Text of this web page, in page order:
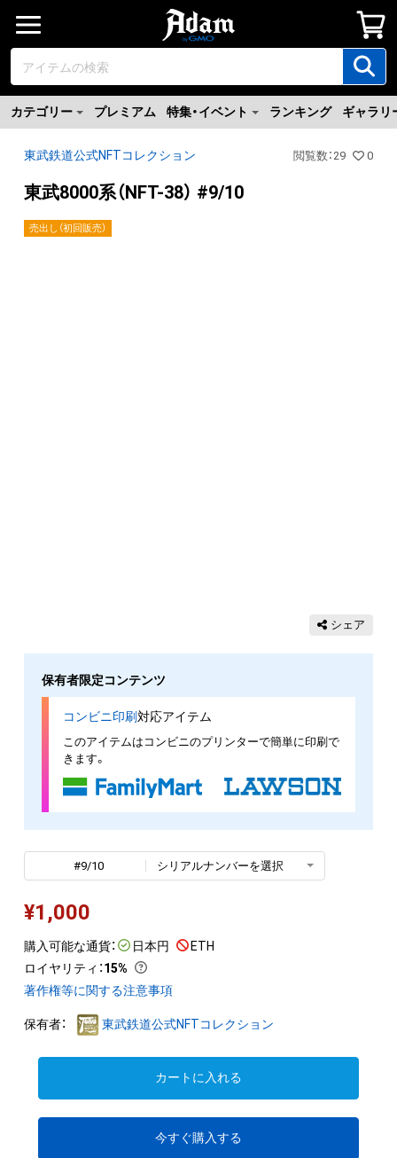
カテゴリー プレミアム 特集・イベント ランキング ギャラリ
東武鉄道公式NFTコレクション 閲覧数 ：29 0
東武8000系（NFT-38） #9/10
売出し（初回販売）
シェア
保有者限定コンテンツ
コンビニ印刷対応アイテム
このアイテムはコンビニのプリンターで簡単に印刷で
きます。
#9/10 シリアルナンバーを選択
¥1,000
購入可能な通貨： 日本円
ETH
ロイヤリティ ：15%
著作権等に関する注意事項
保有者： 東武鉄道公式NFTコレクション
カートに入れる
今すぐ購入する